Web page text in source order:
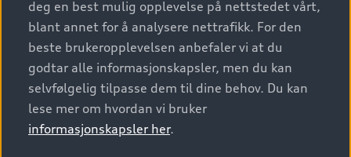
S/RS
Konseptbiler og prototyper
Prislister
Leasing
Bilgarantier
Audi Forsikring
Verkstedtjenester
Functions on demand
Kom i gang med myAudi
Kundeservice
Nyhetsbrev
Presse
Karriere
© 2026 AUDI NORGE. All Rights Reserved.
Imprint Ansvarserklæring
Personvern
Informasjonskapsler (cookies)
deg en best mulig opplevelse på nettstedet vårt,
blant annet for å analysere nettrafikk. For den
beste brukeropplevelsen anbefaler vi at du
godtar alle informasjonskapsler, men du kan
selvfølgelig tilpasse dem til dine behov. Du kan
lese mer om hvordan vi bruker
informasjonskapsler her.